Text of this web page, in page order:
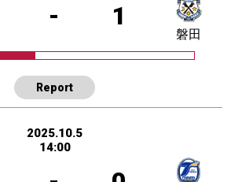
- 1
磐田
Report
2025.10.5
14:00